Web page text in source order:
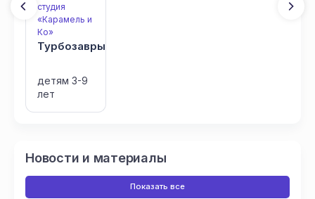
студия
«Карамель и
Ко»
Турбозавры
детям 3-9
лет
Новости и материалы
Показать все